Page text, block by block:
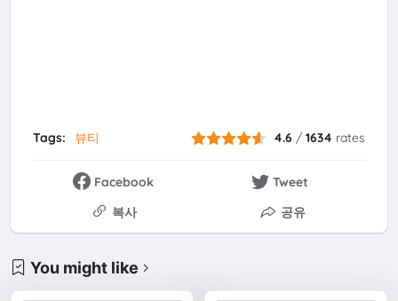
Tags: 뷰티 4.6 /1634 rates
Facebook
Tweet
복사
공유
You might like